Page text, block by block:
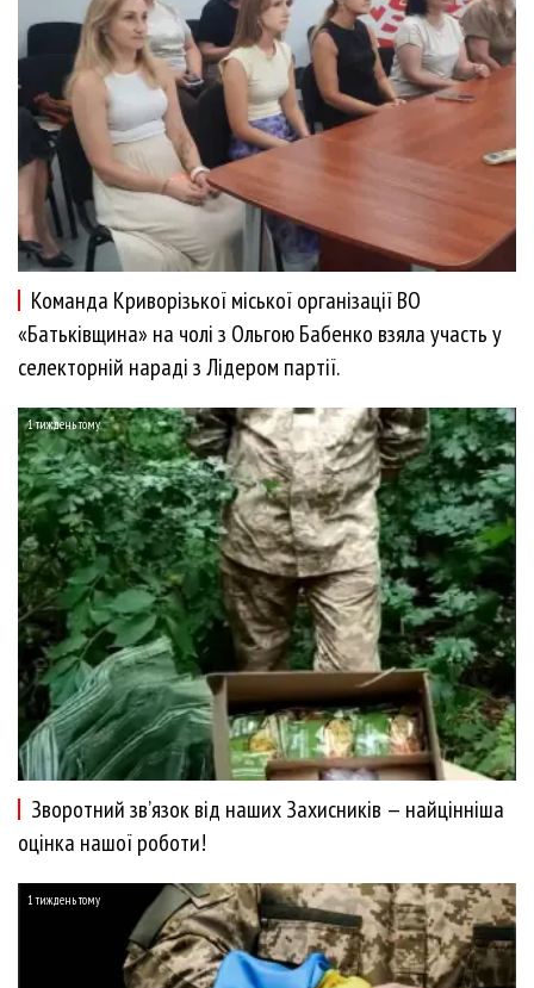
Команда Криворізької міської організації ВО
«Батьківщина» на чолі з Ольгою Бабенко взяла участь у
селекторній нараді з Лідером партії.
1 тиждень тому
Зворотний зв’язок від наших Захисників — найцінніша
оцінка нашої роботи!
1 тиждень тому